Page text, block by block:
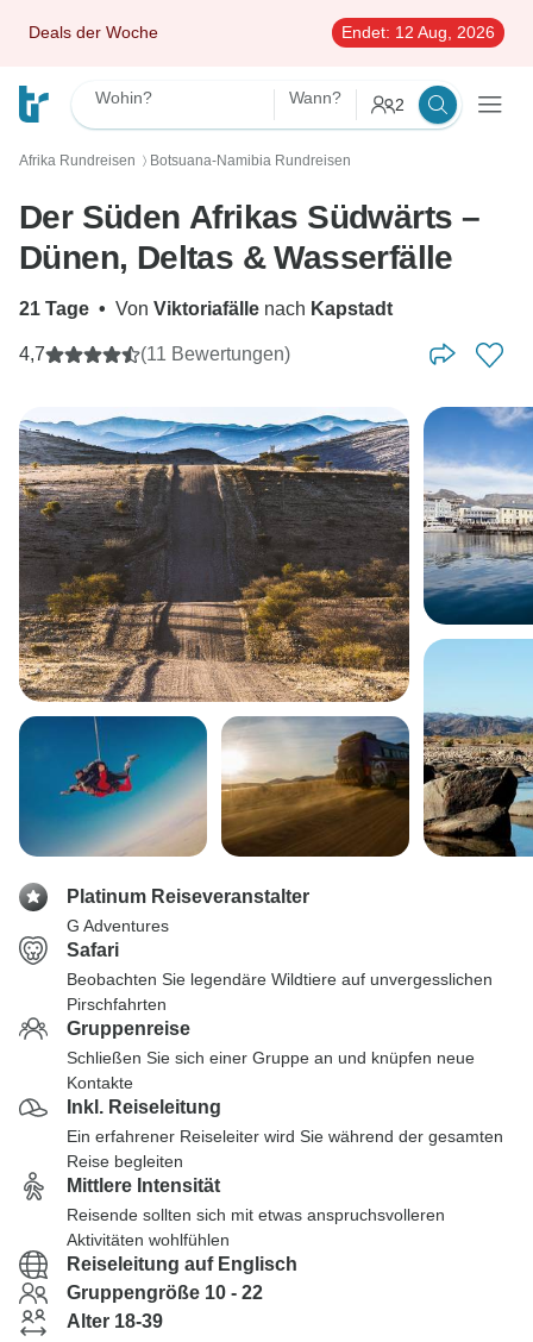
Deals der Woche Endet: 12 Aug, 2026
Wohin? Wann? 2
Afrika Rundreisen 〉 Botsuana-Namibia Rundreisen
Der Süden Afrikas Südwärts –
Dünen, Deltas & Wasserfälle
21 Tage • Von Viktoriafälle nach Kapstadt
4,7 (11 Bewertungen)
Platinum Reiseveranstalter
G Adventures
Safari
Beobachten Sie legendäre Wildtiere auf unvergesslichen
Pirschfahrten
Gruppenreise
Schließen Sie sich einer Gruppe an und knüpfen neue
Kontakte
Inkl. Reiseleitung
Ein erfahrener Reiseleiter wird Sie während der gesamten
Reise begleiten
Mittlere Intensität
Reisende sollten sich mit etwas anspruchsvolleren
Aktivitäten wohlfühlen
Reiseleitung auf Englisch
Gruppengröße 10 - 22
Alter 18-39